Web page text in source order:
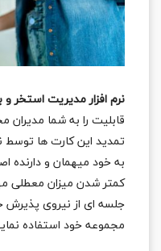
نرم افزار مدیریت
قابلیت را به شما مدیران
تمدید این کارت ها توسط
به خود میهمان و دارنده
کمتر شدن میزان معطلی
جلسه ای از نیروی
مجموعه خود استفاده